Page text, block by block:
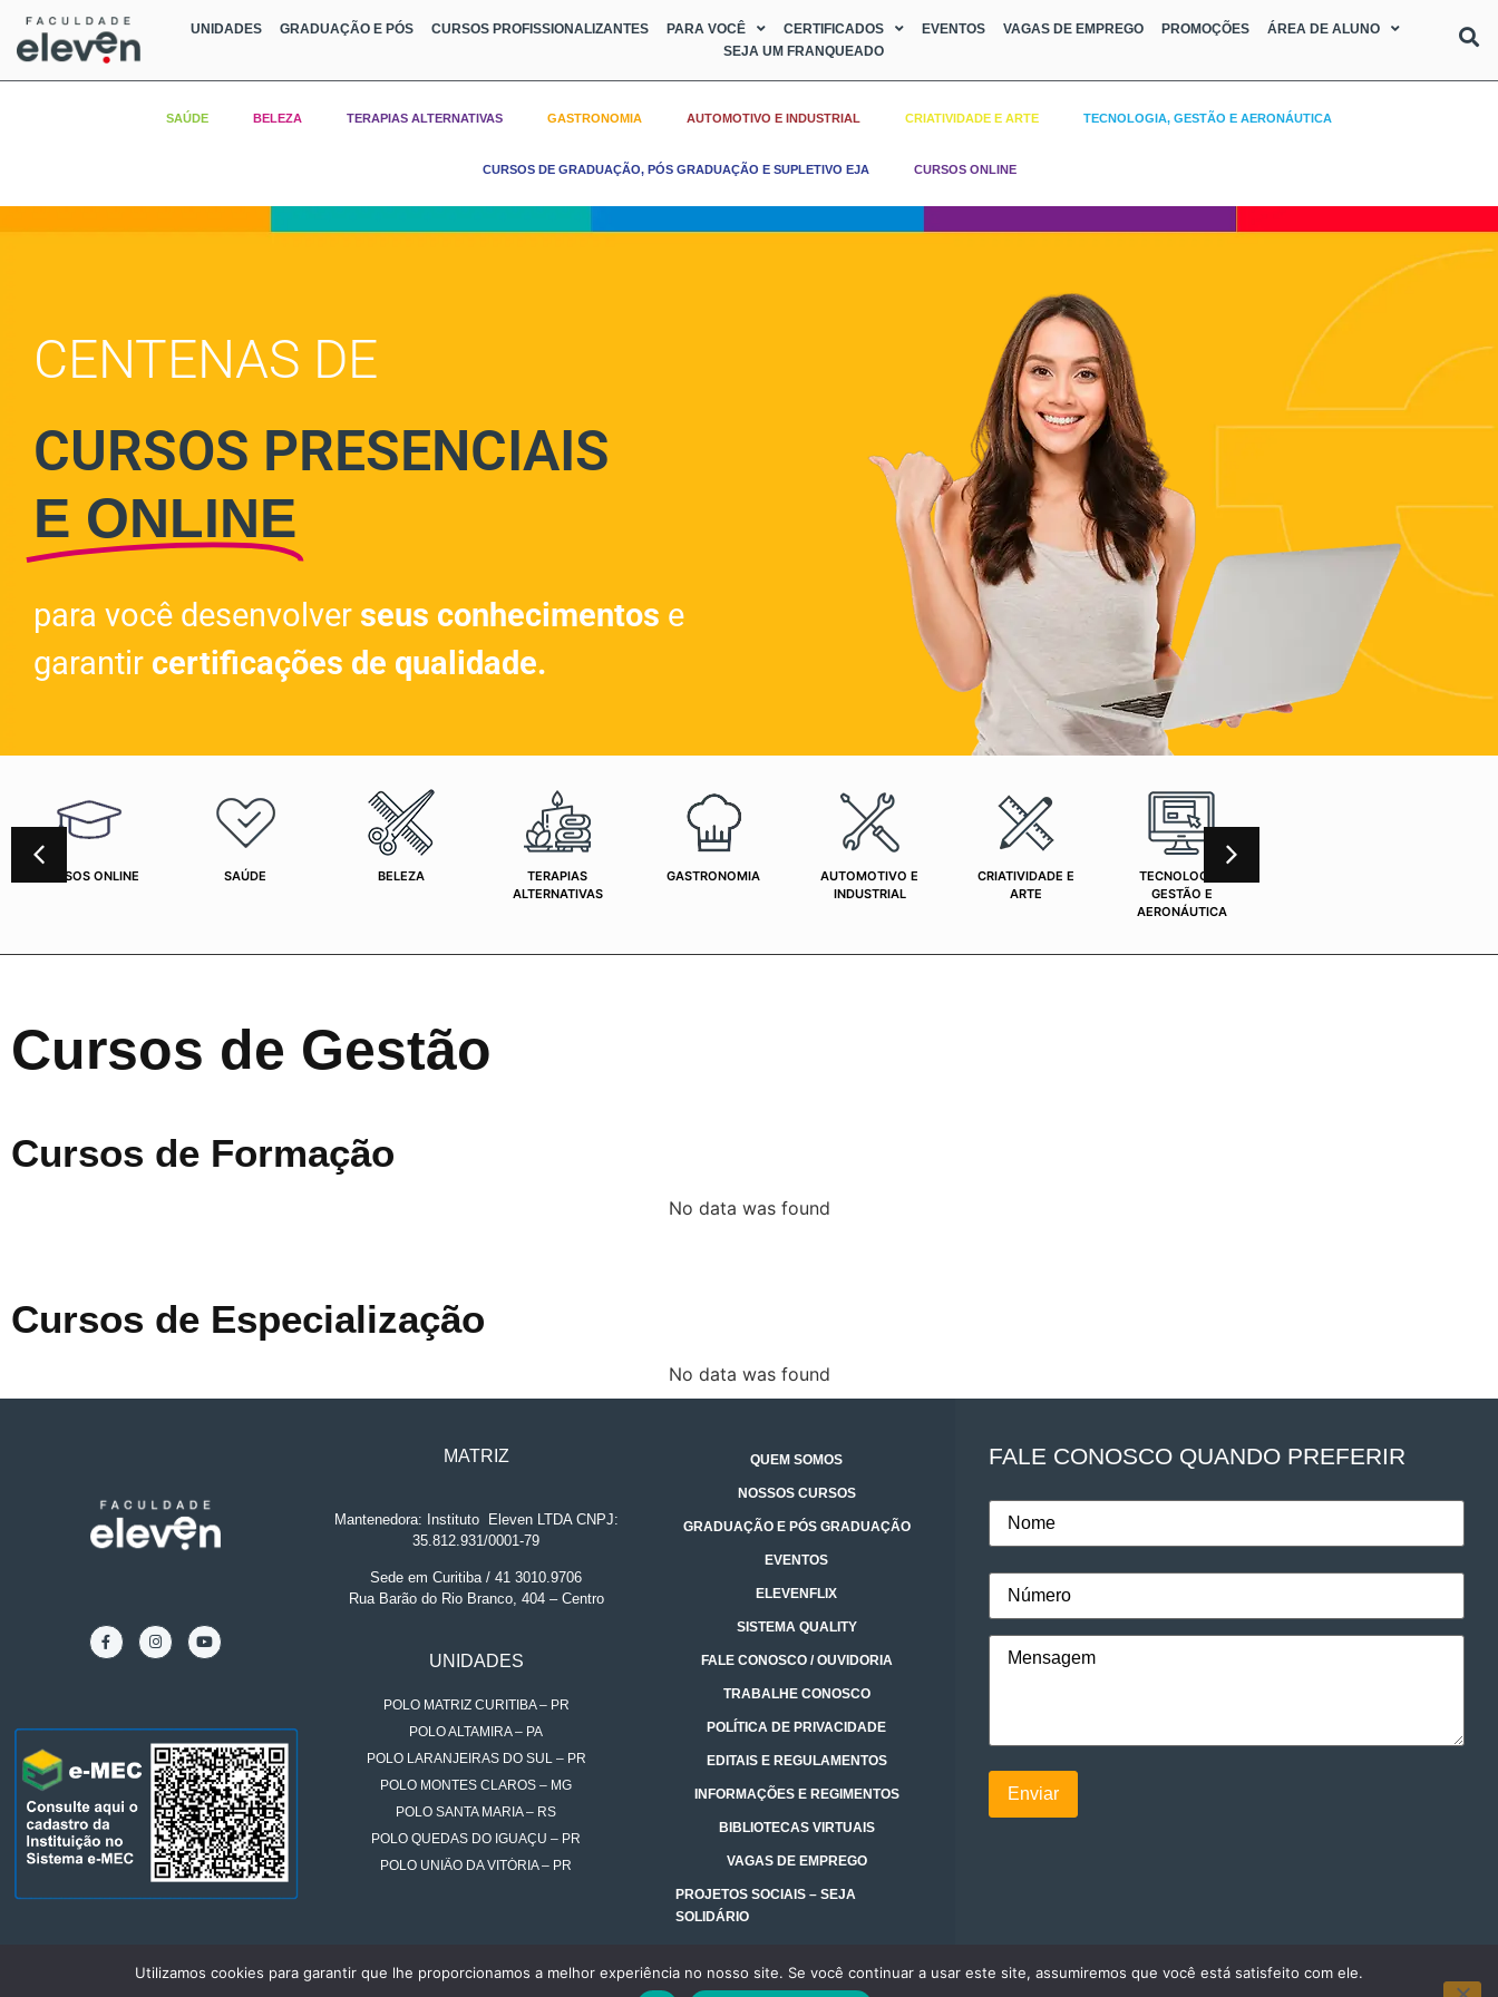
UNIDADES GRADUAÇÃO E PÓS CURSOS PROFISSIONALIZANTES PARA VOCÊ CERTIFICADOS EVENTOS VAGAS DE EMPREGO PROMOÇÕES
ÁREA DE ALUNO
SEJA UM FRANQUEADO
SAÚDE BELEZA TERAPIAS ALTERNATIVAS GASTRONOMIA AUTOMOTIVO E INDUSTRIAL CRIATIVIDADE E ARTE TECNOLOGIA, GESTÃO E AERONÁUTICA
CURSOS DE GRADUAÇÃO, PÓS GRADUAÇÃO E SUPLETIVO EJA CURSOS ONLINE
CENTENAS DE
CURSOS PRESENCIAIS
E ONLINE
para você desenvolver seus conhecimentos e
garantir certificações de qualidade.
CURSOS ONLINE SAÚDE BELEZA
TERAPIAS
ALTERNATIVAS
GASTRONOMIA
AUTOMOTIVO E
INDUSTRIAL
CRIATIVIDADE E
ARTE
TECNOLOGIA,
GESTÃO E
AERONÁUTICA
Cursos de Gestão
Cursos de Formação
No data was found
Cursos de Especialização
No data was found
MATRIZ
Mantenedora: Instituto.
Eleven LTDA CNPJ:
35.812.931/0001-79
Sede em Curitiba / 41 3010.9706
Rua Barão do Rio Branco, 404 – Centro
UNIDADES
POLO MATRIZ CURITIBA – PR
POLO ALTAMIRA – PA
POLO LARANJEIRAS DO SUL – PR
POLO MONTES CLAROS – MG
POLO SANTA MARIA – RS
POLO QUEDAS DO IGUAÇU – PR
POLO UNIÃO DA VITÓRIA – PR
QUEM SOMOS
NOSSOS CURSOS
GRADUAÇÃO E PÓS GRADUAÇÃO
EVENTOS
ELEVENFLIX
SISTEMA QUALITY
FALE CONOSCO / OUVIDORIA
TRABALHE CONOSCO
POLÍTICA DE PRIVACIDADE
EDITAIS E REGULAMENTOS
INFORMAÇÕES E REGIMENTOS
BIBLIOTECAS VIRTUAIS
VAGAS DE EMPREGO
PROJETOS SOCIAIS – SEJA
SOLIDÁRIO
FALE CONOSCO QUANDO PREFERIR
Utilizamos cookies para garantir que lhe proporcionamos a melhor experiência no nosso site. Se você continuar a usar este site, assumiremos que você está satisfeito com ele.